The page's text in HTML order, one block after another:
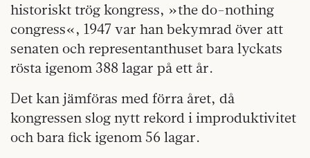
historiskt trög kongress, »the do-nothing
congress«, 1947 var han bekymrad över att
senaten och representanthuset bara lyckats
rösta igenom 388 lagar på ett år.
Det kan jämföras med förra året, då
kongressen slog nytt rekord i improduktivitet
och bara fick igenom 56 lagar.